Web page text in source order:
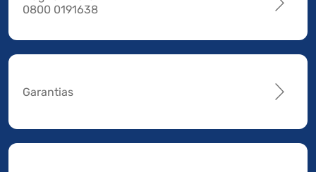
0800 0191638
Garantias